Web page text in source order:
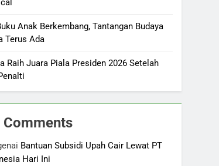
Anak Berkembang, Tantangan Budaya
Terus Ada
Raih Juara Piala Presiden 2026 Setelah
Comments
Bantuan Subsidi Upah Cair Lewat PT
Hari Ini